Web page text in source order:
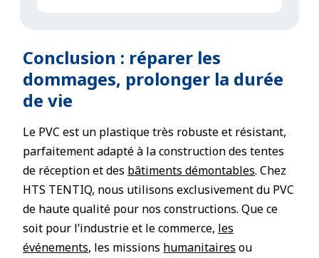
Conclusion : réparer les
dommages, prolonger la durée
de vie
Le PVC est un plastique très robuste et résistant,
parfaitement adapté à la construction des tentes
de réception et des bâtiments démontables. Chez
HTS TENTIQ, nous utilisons exclusivement du PVC
de haute qualité pour nos constructions. Que ce
soit pour l’industrie et le commerce, les
événements, les missions humanitaires ou